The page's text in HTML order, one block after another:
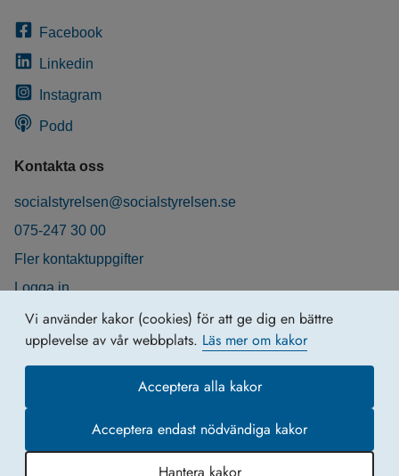
Vi använder kakor (cookies) för att ge dig en bättre
upplevelse av vår webbplats. Läs mer om kakor
Acceptera alla kakor
Acceptera endast nödvändiga kakor
Facebook
Linkedin
Instagram
Podd
Kontakta oss
socialstyrelsen@socialstyrelsen.se
075-247 30 00
Fler kontaktuppgifter
Logga in
Behandling av personuppgifter